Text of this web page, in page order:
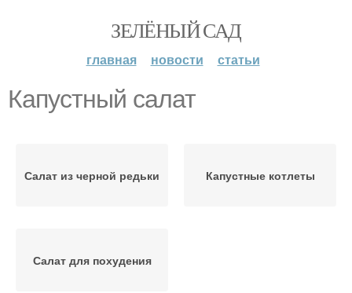
ЗЕЛЁНЫЙ САД
главная новости статьи
Капустный салат
Салат из черной редьки Капустные котлеты
Салат для похудения